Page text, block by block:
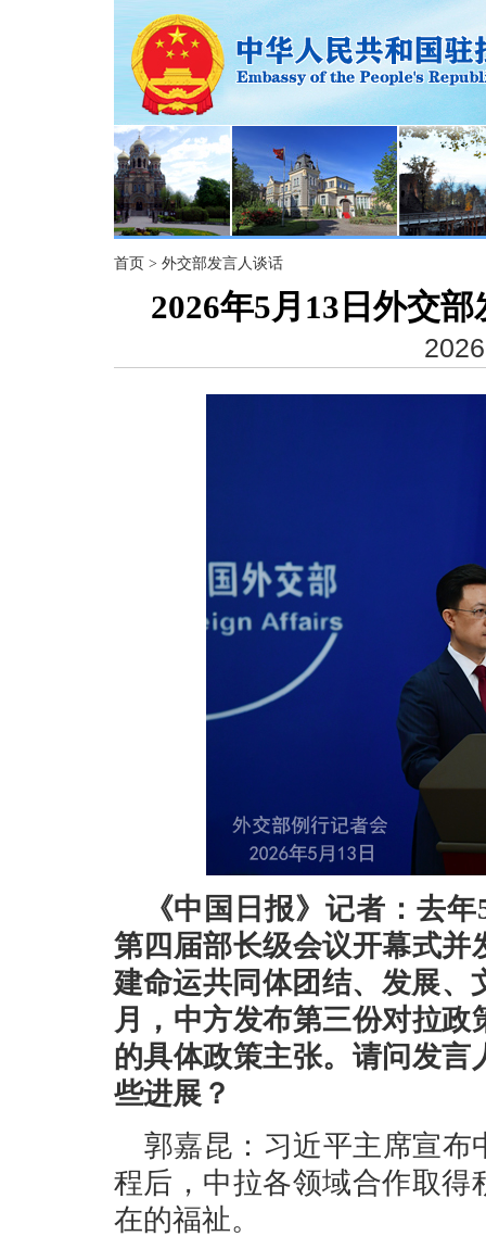
首页 > 外交部发言人谈话
2026年5月13日外交
《中国日报》记者：去
第四届部长级会议开幕式
建命运共同体团结、发展、
月，中方发布第三份对拉
的具体政策主张。请问发
些进展？
郭嘉昆：习近平主席宣布
程后，中拉各领域合作取
在的福祉。